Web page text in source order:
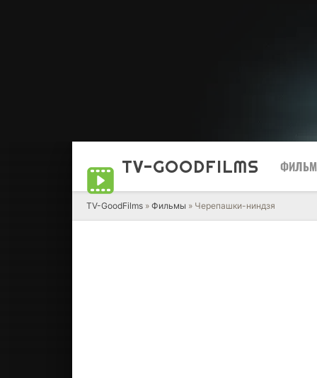
TV-GOODFILMS
TV-GoodFilms » Фильмы » Черепашки-ниндзя